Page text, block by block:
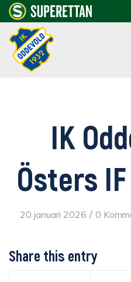
IK
Östers
20 januari 2026 / 0
Share this entry